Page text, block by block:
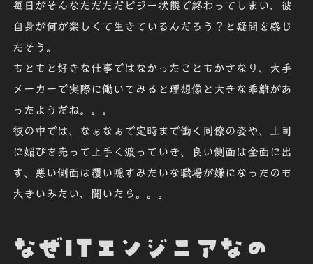
毎日がそんなただただビジー状態で終わってしまい、彼
自身が何が楽しくて生きているんだろう？と疑問を感じ
たそう。
もともと好きな仕事ではなかったこともかさなり、大手
メーカーで実際に働いてみると理想像と大きな乖離があ
ったようだね。。。
彼の中では、なぁなぁで定時まで働く同僚の姿や、上司
に媚びを売って上手く渡っていき、良い側面は全面に出
す、悪い側面は覆い隠すみたいな職場が嫌になったのも
大きいみたい、聞いたら。。。
なぜITエンジニアなの